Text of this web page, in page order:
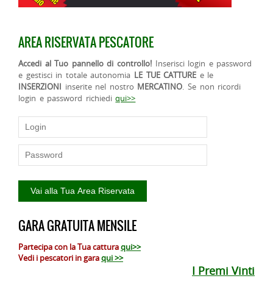
AREA RISERVATA PESCATORE
Accedi al Tuo pannello di controllo! Inserisci login e password
e gestisci in totale autonomia LE TUE CATTURE e le
INSERZIONI inserite nel nostro MERCATINO. Se non ricordi
login e password richiediqui>>
GARA GRATUITA MENSILE
Partecipa con la Tua catturaqui>>
Vedi i pescatori in garaqui >>
I Premi Vinti